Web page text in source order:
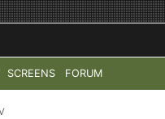
SCREENS FORUM
4 HALO: